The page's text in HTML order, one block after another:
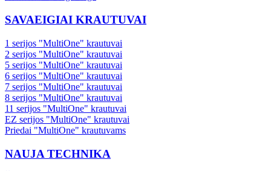
SAVAEIGIAI KRAUTUVAI
1 serijos "MultiOne" krautuvai
2 serijos "MultiOne" krautuvai
5 serijos "MultiOne" krautuvai
6 serijos "MultiOne" krautuvai
7 serijos "MultiOne" krautuvai
8 serijos "MultiOne" krautuvai
11 serijos "MultiOne" krautuvai
EZ serijos "MultiOne" krautuvai
Priedai "MultiOne" krautuvams
NAUJA TECHNIKA